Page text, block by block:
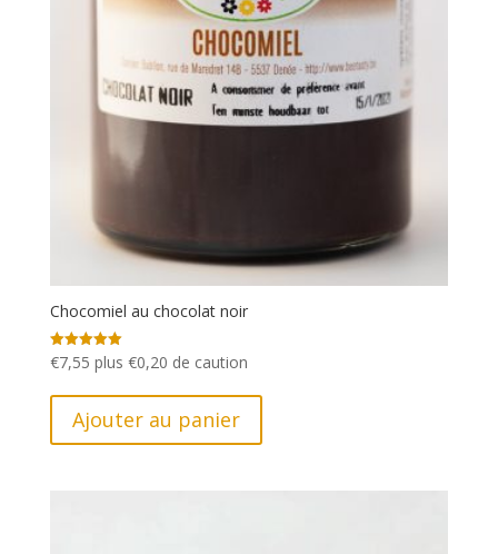
Chocomiel au chocolat noir
Note
5.00
€7,55 plus €0,20 de caution
Ajouter au panier